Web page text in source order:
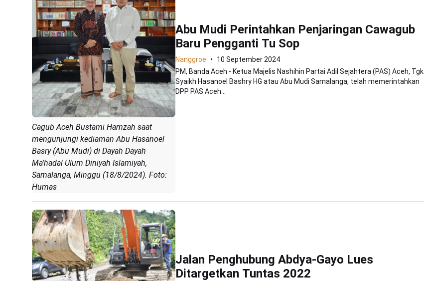
Cagub Aceh Bustami Hamzah saat
mengunjungi kediaman Abu Hasanoel
Basry (Abu Mudi) di Dayah Dayah
Ma’hadal Ulum Diniyah Islamiyah,
Samalanga, Minggu (18/8/2024). Foto:
Humas
Abu Mudi Perintahkan Penjaringan Cawagub
Baru Pengganti Tu Sop
Nanggroe
10 September 2024
PM, Banda Aceh - Ketua Majelis Nashihin Partai Adil Sejahtera (PAS) Aceh, Tgk.
Syaikh Hasanoel Bashry HG atau Abu Mudi Samalanga, telah memerintahkan
DPP PAS Aceh...
Jalan Penghubung Abdya-Gayo Lues
Ditargetkan Tuntas 2022